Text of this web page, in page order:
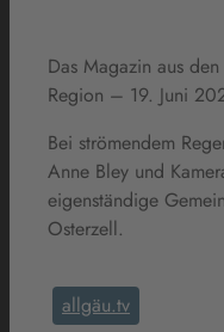
Das Magazin aus
Region – 19. Juni
Bei strömendem
Anne Bley und
eigenständige
Osterzell.
allgäu.tv